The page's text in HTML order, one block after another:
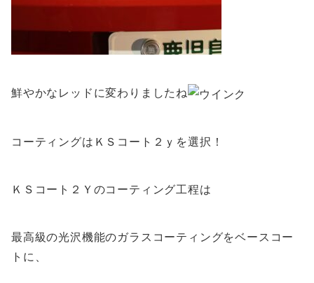
鮮やかなレッドに変わりましたね
コーティングはＫＳコート２ｙを選択！
ＫＳコート２Ｙのコーティング工程は
最高級の光沢機能のガラスコーティングをベースコー
トに、